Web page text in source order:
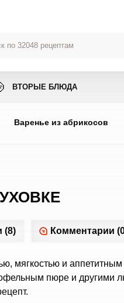
ВТОРЫЕ БЛЮДА
Варенье из абрикосов
(8) Комментарии
мягкостью и
пюре и другими